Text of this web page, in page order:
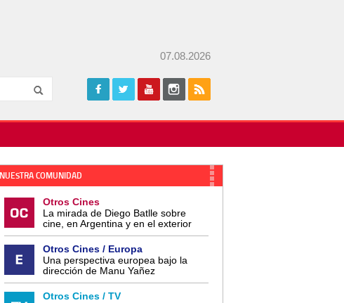
07.08.2026
NUESTRA COMUNIDAD
Otros Cines
La mirada de Diego Batlle sobre
cine, en Argentina y en el exterior
Otros Cines / Europa
Una perspectiva europea bajo la
dirección de Manu Yañez
Otros Cines / TV